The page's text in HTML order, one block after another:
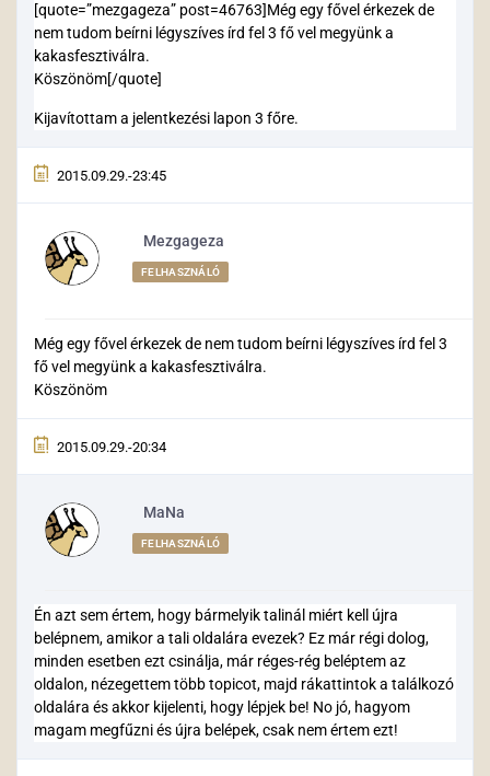
[quote=”mezgageza” post=46763]Még egy fővel érkezek de
nem tudom beírni légyszíves írd fel 3 fő vel megyünk a
kakasfesztiválra.
Köszönöm[/quote]
Kijavítottam a jelentkezési lapon 3 főre.
2015.09.29.-23:45
Mezgageza
FELHASZNÁLÓ
Még egy fővel érkezek de nem tudom beírni légyszíves írd fel 3
fő vel megyünk a kakasfesztiválra.
Köszönöm
2015.09.29.-20:34
MaNa
FELHASZNÁLÓ
Én azt sem értem, hogy bármelyik talinál miért kell újra
belépnem, amikor a tali oldalára evezek? Ez már régi dolog,
minden esetben ezt csinálja, már réges-rég beléptem az
oldalon, nézegettem több topicot, majd rákattintok a találkozó
oldalára és akkor kijelenti, hogy lépjek be! No jó, hagyom
magam megfűzni és újra belépek, csak nem értem ezt!